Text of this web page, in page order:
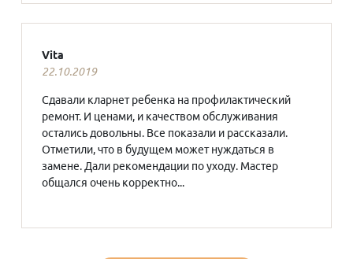
Vita
22.10.2019
Сдавали кларнет ребенка на профилактический
ремонт. И ценами, и качеством обслуживания
остались довольны. Все показали и рассказали.
Отметили, что в будущем может нуждаться в
замене. Дали рекомендации по уходу. Мастер
общался очень корректно...